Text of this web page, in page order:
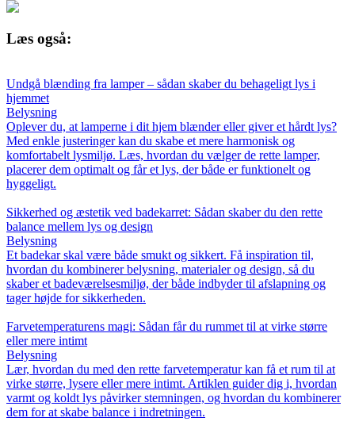
Læs også:
Undgå blænding fra lamper – sådan skaber du behageligt lys i
hjemmet
Belysning
Oplever du, at lamperne i dit hjem blænder eller giver et hårdt lys?
Med enkle justeringer kan du skabe et mere harmonisk og
komfortabelt lysmiljø. Læs, hvordan du vælger de rette lamper,
placerer dem optimalt og får et lys, der både er funktionelt og
hyggeligt.
Sikkerhed og æstetik ved badekarret: Sådan skaber du den rette
balance mellem lys og design
Belysning
Et badekar skal være både smukt og sikkert. Få inspiration til,
hvordan du kombinerer belysning, materialer og design, så du
skaber et badeværelsesmiljø, der både indbyder til afslapning og
tager højde for sikkerheden.
Farvetemperaturens magi: Sådan får du rummet til at virke større
eller mere intimt
Belysning
Lær, hvordan du med den rette farvetemperatur kan få et rum til at
virke større, lysere eller mere intimt. Artiklen guider dig i, hvordan
varmt og koldt lys påvirker stemningen, og hvordan du kombinerer
dem for at skabe balance i indretningen.